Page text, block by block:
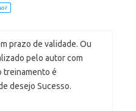
prazo de validade. Ou
pelo autor com
treinamento é
desejo Sucesso.